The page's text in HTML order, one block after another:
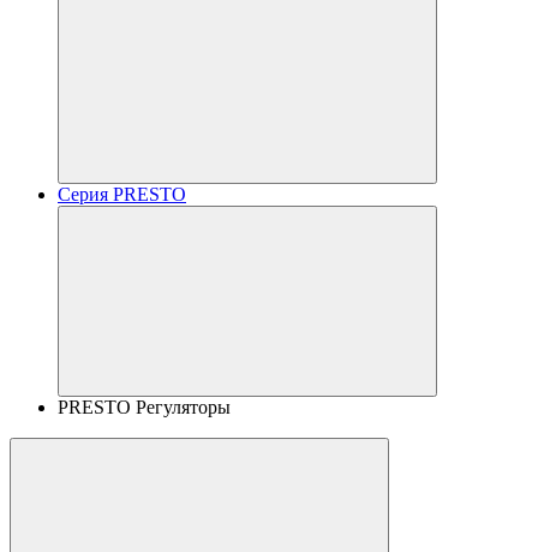
Серия PRESTO
PRESTO Регуляторы